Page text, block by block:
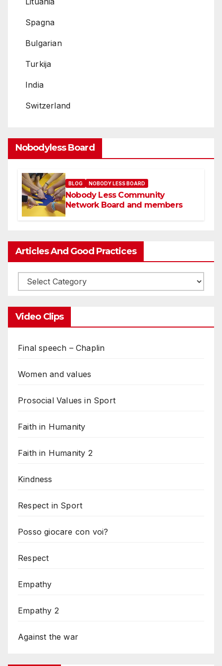
Spagna
Bulgarian
Turkija
India
Switzerland
Nobodyless Board
BLOG NOBODY LESS BOARD
Nobody Less Community
Network Board and members
Articles And Good Practices
Video Clips
Final speech – Chaplin
Women and values
Prosocial Values in Sport
Faith in Humanity
Faith in Humanity 2
Kindness
Respect in Sport
Posso giocare con voi?
Respect
Empathy
Empathy 2
Against the war